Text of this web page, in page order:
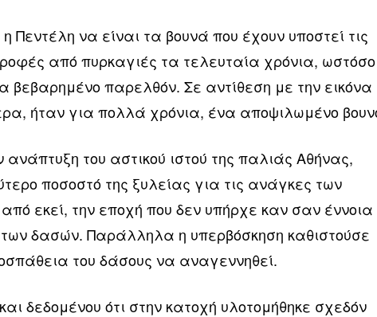
Πεντέλη να είναι τα βουνά που έχουν υποστεί τις
από πυρκαγιές τα τελευταία χρόνια, ωστόσο
βεβαρημένο παρελθόν. Σε αντίθεση με την εικόνα
ήταν για πολλά χρόνια, ένα αποψιλωμένο
ανάπτυξη του αστικού ιστού της παλιάς Αθήνας,
ποσοστό της ξυλείας για τις ανάγκες των
εκεί, την εποχή που δεν υπήρχε καν σαν έννοια
των δασών. Παράλληλα η υπερβόσκηση καθιστούσε
του δάσους να αναγεννηθεί.
δεδομένου ότι στην κατοχή υλοτομήθηκε σχεδόν